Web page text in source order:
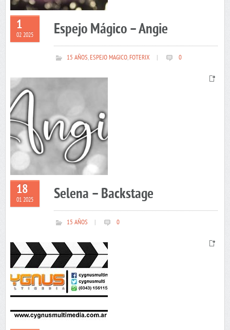
1
02 2025 Espejo Mágico – Angie
15 AÑOS,ESPEJO MAGICO,FOTERIX 0
18
01 2025 Selena – Backstage
15 AÑOS 0